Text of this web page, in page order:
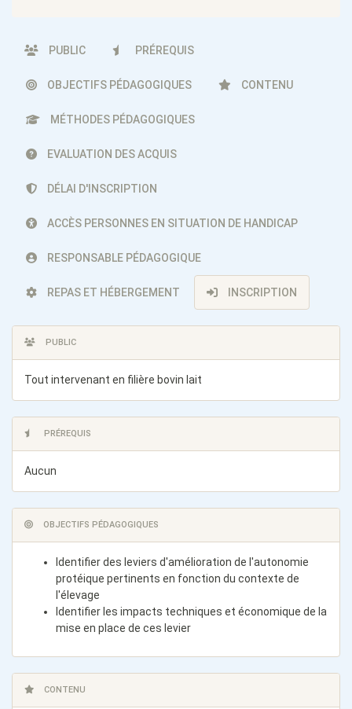
PUBLIC PRÉREQUIS
OBJECTIFS PÉDAGOGIQUES CONTENU
MÉTHODES PÉDAGOGIQUES
EVALUATION DES ACQUIS
DÉLAI D'INSCRIPTION
ACCÈS PERSONNES EN SITUATION DE HANDICAP
RESPONSABLE PÉDAGOGIQUE
REPAS ET HÉBERGEMENT INSCRIPTION
PUBLIC
Tout intervenant en filière bovin lait
PRÉREQUIS
Aucun
OBJECTIFS PÉDAGOGIQUES
Identifier des leviers d'amélioration de l'autonomie
protéique pertinents en fonction du contexte de
l'élevage
Identifier les impacts techniques et économique de la
mise en place de ces levier
CONTENU